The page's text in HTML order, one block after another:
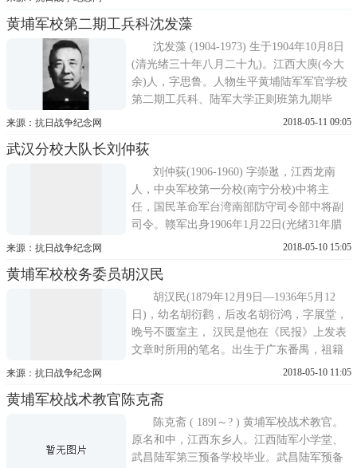
师长，第一六七师副师长、师长，1943年2月
授陆军少将。1944年率部参加豫中会战。
1945年后任第九十一军副军长，...
黄埔军校第二期工兵科沈发藻
沈发藻 (1904-1973) 生于1904年10月8日
(清光绪三十年八月二十九)。江西大庾(今大
余)人，字思鲁。人物生平黄埔陆军军官学校
第二期工兵科、陆军大学正则班第九期毕
业。1925年9月军校毕业后任第1师中下级军
12月出任国民政府警卫师第1旅3团中校营
长。1931年6月警卫师扩编为警卫军，升任警
卫第1师2旅4团上校团长。193...
来源：抗日战争纪念网 2018-05-11 09:05
武汉分校大队长刘仲荻
刘仲荻(1906-1960) 字崇逖，江西龙南
人，中央军校第一分校(南宁分校)中将主
任，国民革命军台湾南部防守司令部中将副
司令。赣军出身1906年1月22日(光绪31年腊
月28日)生于江西省龙南县黄沙乡下灶村，其
廖氏(赣州人)。兄妹5人，大哥刘菁如，民国
时曾任于都、全南、寻乌等县县长，在1939
年创办了寻乌中学并兼任校长。...
来源：抗日战争纪念网 2018-05-10 15:05
黄埔军校校务委员胡汉民
胡汉民(1879年12月9日—1936年5月12
日)，幼名胡衍鹳，后改名胡衍鸿，字展堂，
晚号不匮室主， 汉民是他在《民报》上发表
文章时所用的笔名。出生于广东番禺，祖籍
江西吉安。资产阶级革命家，中国国民党早
派代表人物之一。光绪二十七年(1901年)中
举人。光绪二十八年(1902年)赴日本留学，
光绪三十一年(1905年)9月加入...
来源：抗日战争纪念网 2018-05-10 11:05
黄埔军校战术教官陈克斋
陈克斋 ( 189l～? ) 黄埔军校战术教官。
原名和中，江西东乡人。江西陆军小学堂、
武昌陆军第三预备学校毕业。武昌陆军预备